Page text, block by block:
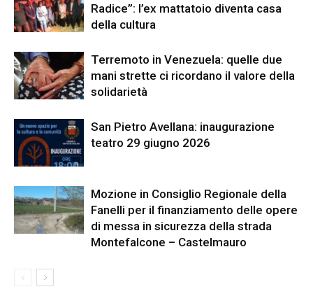
Radice”: l’ex mattatoio diventa casa
della cultura
Terremoto in Venezuela: quelle due
mani strette ci ricordano il valore della
solidarietà
San Pietro Avellana: inaugurazione
teatro 29 giugno 2026
Mozione in Consiglio Regionale della
Fanelli per il finanziamento delle opere
di messa in sicurezza della strada
Montefalcone – Castelmauro